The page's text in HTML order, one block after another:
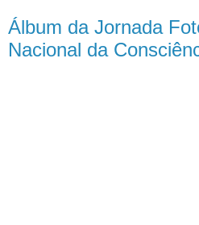
Álbum da Jornada
Nacional da